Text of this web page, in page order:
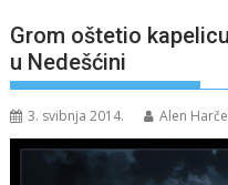
Grom oštetio
u Nedešćini
3. svibnja 2014. Alen